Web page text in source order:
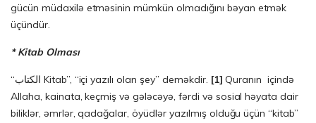
gücün müdaxilə etməsinin mümkün olmadığını bəyan etmək
üçündür.
* Kitab Olması
“الكتاب Kitab”, “içi yazılı olan şey” deməkdir. [1] Quranın içində
Allaha, kainata, keçmiş və gələcəyə, fərdi və sosial həyata dair
biliklər, əmrlər, qadağalar, öyüdlər yazılmış olduğu üçün “kitab”